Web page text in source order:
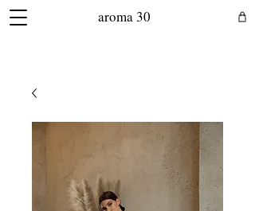
aroma 30